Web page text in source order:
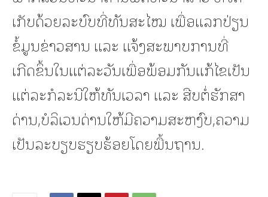
ເກັບດ້ວຍລະບົບທີ່ທັນສະໄໝ ເພື່ອແລກປ່ຽນ
ຂໍ້ມູນຂ່າວສານ ແລະ ແຈ້ງສະພາບການທີ່
ເກີດຂຶ້ນໃນແຕ່ລະວັນເພື່ອພ້ອມກັນແກ້ໄຂເປັນ
ແຕ່ລະກໍລະນີໃຫ້ທັນເວລາ ແລະ ສືບຕໍ່ຮັກສາ
ດ່ານ,ບໍລິເວນດ່ານໃຫ້ມີຄວາມສະຫງົບ,ຄວາມ
ເປັນລະບຽບຮຽບຮ້ອຍໂດຍພື້ນຖານ.